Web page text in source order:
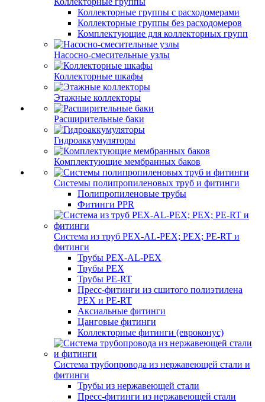
Коллекторные группы с расходомерами
Коллекторные группы без расходомеров
Комплектующие для коллекторных групп
Насосно-смесительные узлы
Коллекторные шкафы
Этажные коллекторы
Расширительные баки
Гидроаккумуляторы
Комплектующие мембранных баков
Системы полипропиленовых труб и фитинги
Полипропиленовые трубы
Фитинги PPR
Система из труб PEX-AL-PEX; PEX; PE-RT и
фитинги
Трубы PEX-AL-PEX
Трубы PEX
Трубы PE-RT
Пресс-фитинги из сшитого полиэтилена
PEX и PE-RT
Аксиальные фитинги
Цанговые фитинги
Коллекторные фитинги (евроконус)
Система трубопровода из нержавеющей стали и
фитинги
Трубы из нержавеющей стали
Пресс-фитинги из нержавеющей стали